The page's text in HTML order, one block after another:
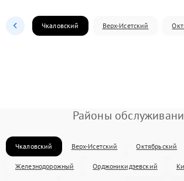
Чкаловский Верх-Исетский
Районы
Чкаловский Верх-Исетский Октябрьский
Железнодорожный Орджоникидзевский